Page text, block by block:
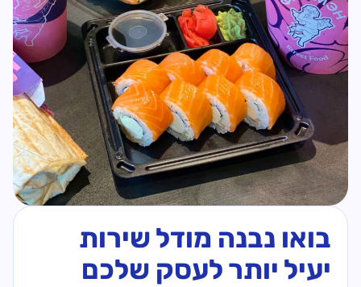
בואו נבנה מודל שירות
יעיל יותר לעסק שלכם